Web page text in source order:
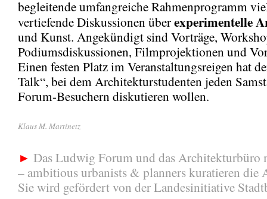
begleitende umfangreiche Rahmenprogramm
vertiefende Diskussionen überexperimentelle
und Kunst. Angekündigt sind Vorträge,
Podiumsdiskussionen, Filmprojektionen und
Einen festen Platz im Veranstaltungsreigen hat
Talk“, bei dem Architekturstudenten jeden
Forum-Besuchern diskutieren wollen.
Klaus M. Martinetz
► Das Ludwig Forum und das Architekturbüro
– ambitious urbanists & planners kuratieren die
Sie wird gefördert von der Landesinitiative